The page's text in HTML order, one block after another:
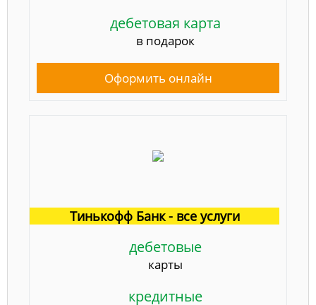
дебетовая карта
в подарок
Оформить онлайн
Тинькофф Банк - все услуги
дебетовые
карты
кредитные